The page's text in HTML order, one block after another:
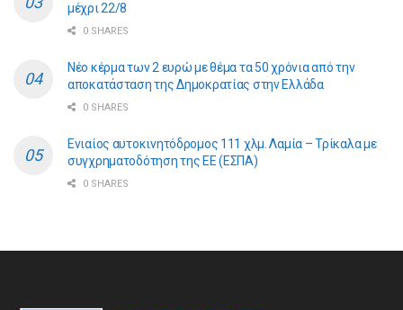
μέχρι 22/8
0 SHARES
Νέο κέρμα των 2 ευρώ με θέμα τα 50 χρόνια από την
αποκατάσταση της Δημοκρατίας στην Ελλάδα
0 SHARES
Ενιαίος αυτοκινητόδρομος 111 χλμ. Λαμία – Τρίκαλα με
συγχρηματοδότηση της ΕE (ΕΣΠΑ)
0 SHARES